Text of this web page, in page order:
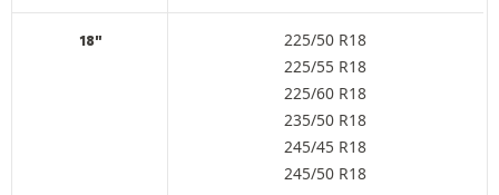
18"
225/50 R18
225/55 R18
225/60 R18
235/50 R18
245/45 R18
245/50 R18